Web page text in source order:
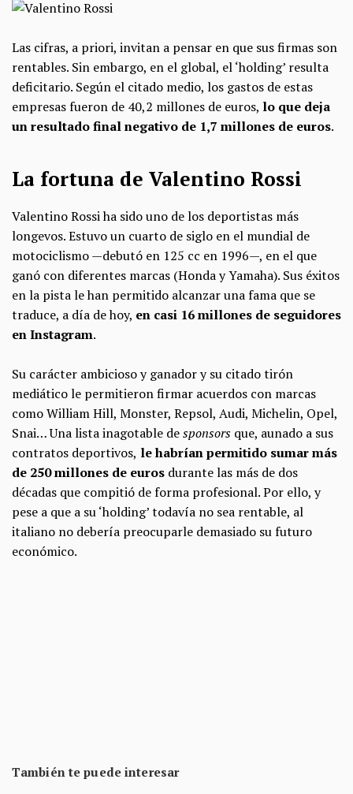
Las cifras, a priori, invitan a pensar en que sus firmas son
rentables. Sin embargo, en el global, el ‘holding’ resulta
deficitario. Según el citado medio, los gastos de estas
empresas fueron de 40,2 millones de euros, lo que deja
un resultado final negativo de 1,7 millones de euros.
La fortuna de Valentino Rossi
Valentino Rossi ha sido uno de los deportistas más
longevos. Estuvo un cuarto de siglo en el mundial de
motociclismo —debutó en 125 cc en 1996—, en el que
ganó con diferentes marcas (Honda y Yamaha). Sus éxitos
en la pista le han permitido alcanzar una fama que se
traduce, a día de hoy, en casi 16 millones de seguidores
en Instagram.
Su carácter ambicioso y ganador y su citado tirón
mediático le permitieron firmar acuerdos con marcas
como William Hill, Monster, Repsol, Audi, Michelin, Opel,
Snai… Una lista inagotable desponsors que, aunado a sus
contratos deportivos, le habrían permitido sumar más
de 250 millones de euros durante las más de dos
décadas que compitió de forma profesional. Por ello, y
pese a que a su ‘holding’ todavía no sea rentable, al
italiano no debería preocuparle demasiado su futuro
económico.
También te puede interesar